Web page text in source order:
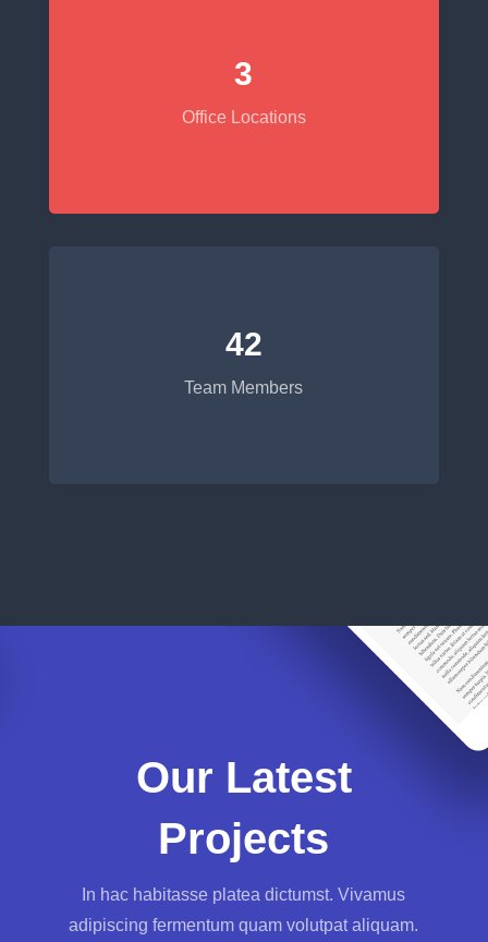
3
Office Locations
42
Team Members
Our Latest
Projects
In hac habitasse platea dictumst. Vivamus
adipiscing fermentum quam volutpat aliquam.